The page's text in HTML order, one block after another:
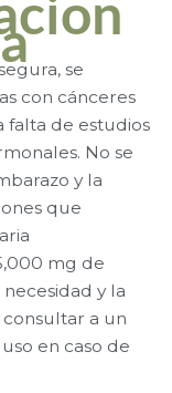
se
con cánceres
falta de estudios
No se
y la
que
mg de
y la
a un
en caso de